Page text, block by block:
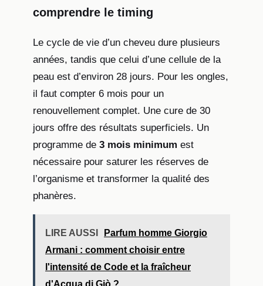
comprendre le timing
Le cycle de vie d’un cheveu dure plusieurs
années, tandis que celui d’une cellule de la
peau est d’environ 28 jours. Pour les ongles,
il faut compter 6 mois pour un
renouvellement complet. Une cure de 30
jours offre des résultats superficiels. Un
programme de 3 mois minimum est
nécessaire pour saturer les réserves de
l’organisme et transformer la qualité des
phanères.
LIRE AUSSI
Parfum homme Giorgio
Armani : comment choisir entre
l'intensité de Code et la fraîcheur